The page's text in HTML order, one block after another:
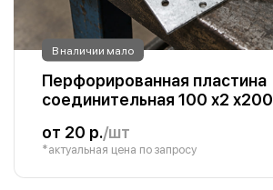
В наличии мало
Перфорированная пластина
соединительная 100 х2 х200
от 20 р./шт
*актуальная цена по запросу